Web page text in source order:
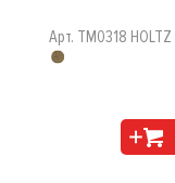
Арт. TM0318 HOLTZ